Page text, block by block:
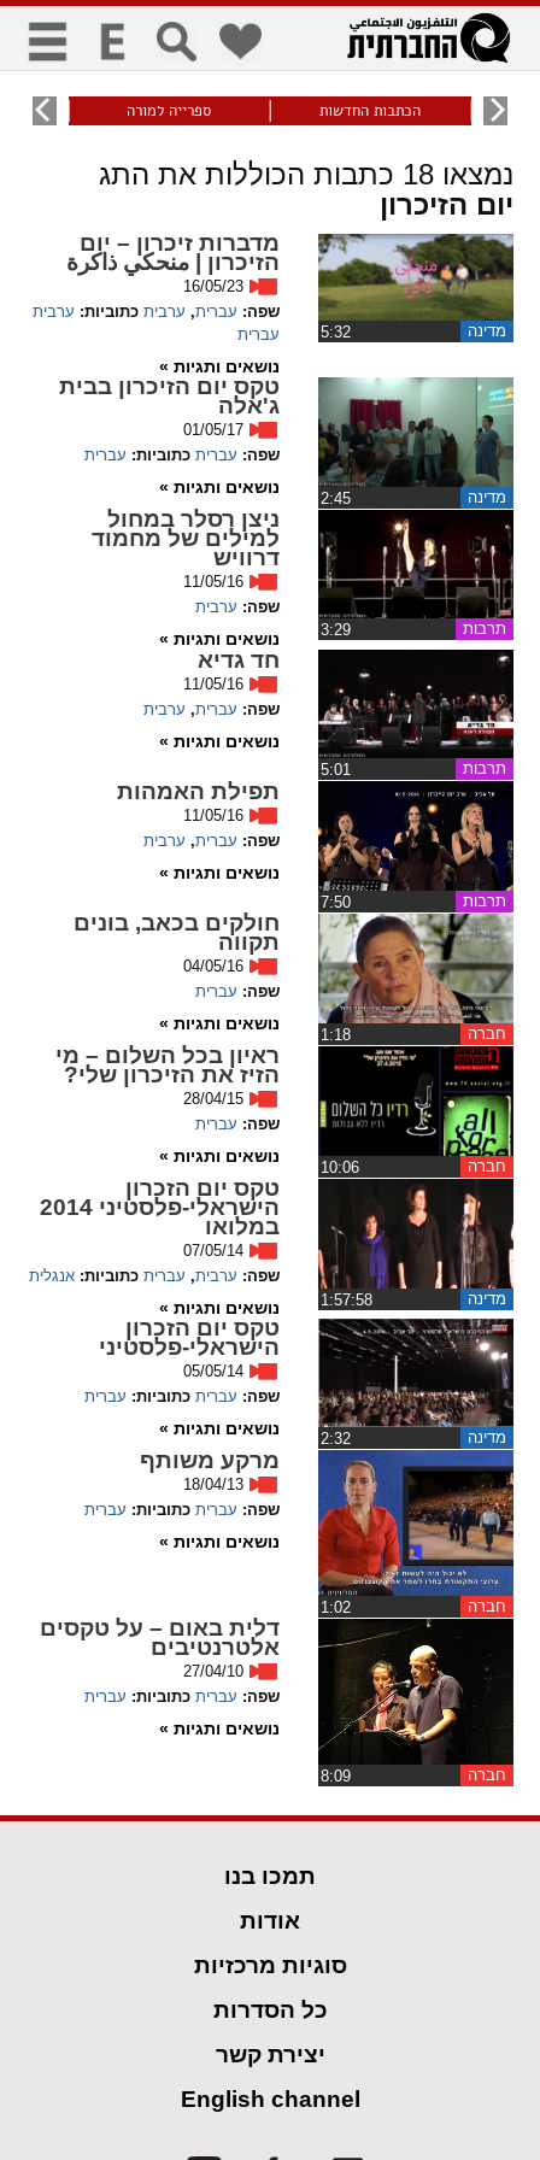
כללי
visibility_off
ביטול הבהובים
keyboard
ניווט מקלדת
title
סימון כותרות
זום
גופנים
Decrease font
add_circle_outline
Increase font
spellcheck
גופן קריא
ניגודיות צבעים
brightness_high
ניגודיות בהירה
brightness_low
format_underlined
קו תחתי לקישורים
font_download
cached
ההגדרות
flag
השארת
משוב
הכתבות החדשות ספרייה למורה עוני
נמצאו18 כתבות הכוללות את התג
יום הזיכרון
מדינה
מדברות זיכרון – יום
הזיכרון | منحكي ذاكرة
16/05/23
שפה: עברית, ערבית כתוביות: ערבית
עברית
נושאים ותגיות »
מדינה
טקס יום הזיכרון בבית
ג'אלה
01/05/17
שפה: עברית כתוביות: עברית
נושאים ותגיות »
תרבות
ניצן רסלר במחול
למילים של מחמוד
דרוויש
11/05/16
שפה: ערבית
נושאים ותגיות »
תרבות
חד גדיא
11/05/16
שפה: עברית, ערבית
נושאים ותגיות »
תרבות
תפילת האמהות
11/05/16
שפה: עברית, ערבית
נושאים ותגיות »
חברה
חולקים בכאב, בונים
תקווה
04/05/16
שפה: עברית
נושאים ותגיות »
חברה
ראיון בכל השלום – מי
הזיז את הזיכרון שלי?
28/04/15
שפה: עברית
נושאים ותגיות »
מדינה
טקס יום הזכרון
הישראלי-פלסטיני 2014
במלואו
07/05/14
שפה: ערבית, עברית כתוביות: אנגלית
נושאים ותגיות »
מדינה
טקס יום הזכרון
הישראלי-פלסטיני
05/05/14
שפה: עברית כתוביות: עברית
נושאים ותגיות »
חברה
מרקע משותף
18/04/13
שפה: עברית כתוביות: עברית
נושאים ותגיות »
חברה
דלית באום – על טקסים
אלטרנטיבים
27/04/10
שפה: עברית כתוביות: עברית
נושאים ותגיות »
תמכו בנו
אודות
סוגיות מרכזיות
כל הסדרות
יצירת קשר
English channel